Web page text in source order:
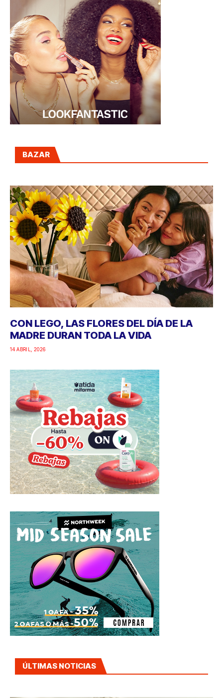
BAZAR
CON LEGO, LAS FLORES DEL DÍA DE LA
MADRE DURAN TODA LA VIDA
14 ABRIL, 2026
ÚLTIMAS NOTICIAS